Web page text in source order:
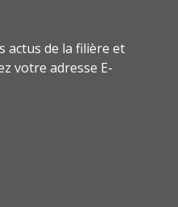
actus de la filière et
votre adresse E-